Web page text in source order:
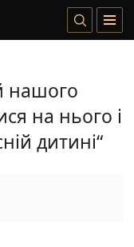
нашого
на нього і
дитині“